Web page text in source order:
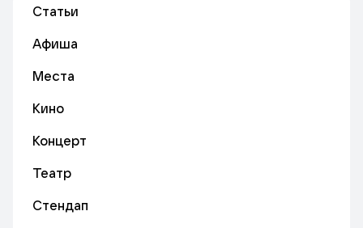
Статьи
Афиша
Места
Кино
Концерт
Театр
Стендап